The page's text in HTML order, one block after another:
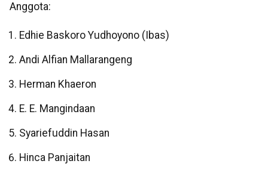
Anggota:
Edhie Baskoro Yudhoyono (Ibas)
Andi Alfian Mallarangeng
Herman Khaeron
E. E. Mangindaan
Syariefuddin Hasan
Hinca Panjaitan